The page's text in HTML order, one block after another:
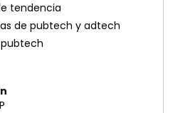
tendencia
de pubtech y adtech
pubtech